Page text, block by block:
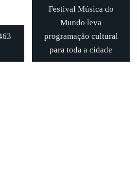
Festival Música do
Mundo leva
programação cultural
para toda a cidade